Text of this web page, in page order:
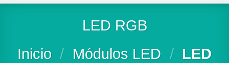
LED RGB
Inicio / Módulos LED / LED